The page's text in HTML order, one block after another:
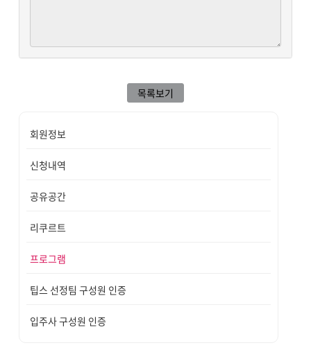
목록보기
회원정보
신청내역
공유공간
리쿠르트
프로그램
팁스 선정팀 구성원 인증
입주사 구성원 인증